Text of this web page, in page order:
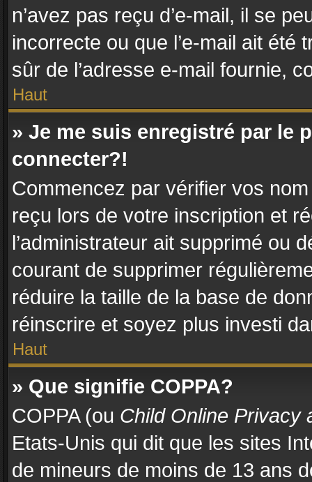
n’avez pas reçu d’e-mail, il se
incorrecte ou que l’e-mail ait
sûr de l’adresse e-mail fournie,
Haut
» Je me suis enregistré par le
connecter?!
Commencez par vérifier vos
reçu lors de votre inscription et
l’administrateur ait supprimé ou
courant de supprimer
réduire la taille de la base de
réinscrire et soyez plus investi
Haut
» Que signifie COPPA?
COPPA (ou Child Online Privacy
Etats-Unis qui dit que les sites
de mineurs de moins de 13 ans